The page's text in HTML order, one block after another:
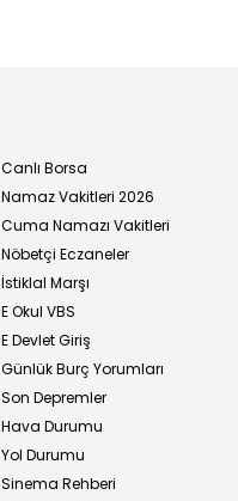
Canlı Borsa
Namaz Vakitleri 2026
Cuma Namazı Vakitleri
Nöbetçi Eczaneler
İstiklal Marşı
E Okul VBS
E Devlet Giriş
Günlük Burç Yorumları
Son Depremler
Hava Durumu
Yol Durumu
Sinema Rehberi